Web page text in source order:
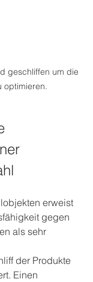
geschliffen um die
optimieren.
erweist
gegen
als sehr
der Produkte
Einen